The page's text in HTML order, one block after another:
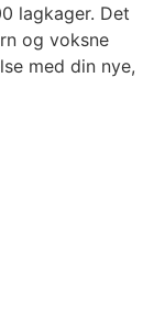
lagkager. Det
og voksne
med din nye,